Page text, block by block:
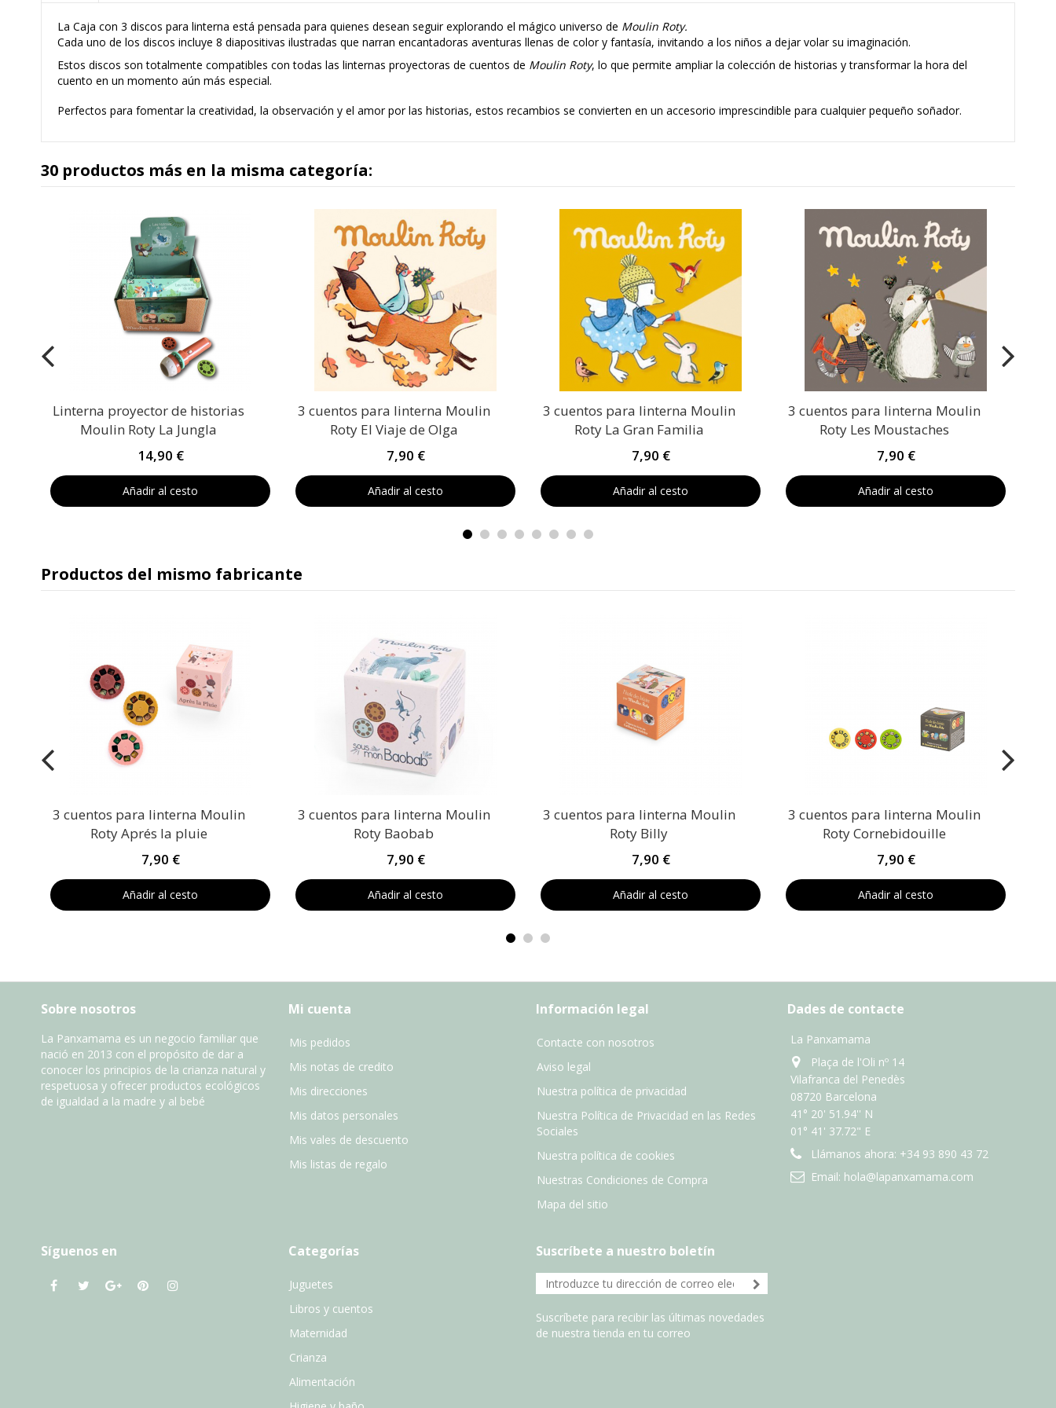
La Caja con 3 discos para linterna está pensada para quienes desean seguir explorando el mágico universo de Moulin Roty.
Cada uno de los discos incluye 8 diapositivas ilustradas que narran encantadoras aventuras llenas de color y fantasía, invitando a los niños a dejar volar su imaginación.
Estos discos son totalmente compatibles con todas las linternas proyectoras de cuentos de Moulin Roty, lo que permite ampliar la colección de historias y transformar la hora del
cuento en un momento aún más especial.
Perfectos para fomentar la creatividad, la observación y el amor por las historias, estos recambios se convierten en un accesorio imprescindible para cualquier pequeño soñador.
30 productos más en la misma categoría:
Linterna proyector de historias
Moulin Roty La Jungla
14,90 €
Añadir al cesto
3 cuentos para linterna Moulin
Roty El Viaje de Olga
7,90 €
Añadir al cesto
3 cuentos para linterna Moulin
Roty La Gran Familia
7,90 €
Añadir al cesto
3 cuentos para linterna Moulin
Roty Les Moustaches
7,90 €
Añadir al cesto
Productos del mismo fabricante
3 cuentos para linterna Moulin
Roty Aprés la pluie
7,90 €
Añadir al cesto
3 cuentos para linterna Moulin
Roty Baobab
7,90 €
Añadir al cesto
3 cuentos para linterna Moulin
Roty Billy
7,90 €
Añadir al cesto
3 cuentos para linterna Moulin
Roty Cornebidouille
7,90 €
Añadir al cesto
Sobre nosotros
La Panxamama es un negocio familiar que
nació en 2013 con el propósito de dar a
conocer los principios de la crianza natural y
respetuosa y ofrecer productos ecológicos
de igualdad a la madre y al bebé
Mi cuenta
Mis pedidos
Mis notas de credito
Mis direcciones
Mis datos personales
Mis vales de descuento
Mis listas de regalo
Información legal
Contacte con nosotros
Aviso legal
Nuestra política de privacidad
Nuestra Política de Privacidad en las Redes
Sociales
Nuestra política de cookies
Nuestras Condiciones de Compra
Mapa del sitio
Dades de contacte
La Panxamama
Plaça de l'Oli nº 14
Vilafranca del Penedès
08720 Barcelona
41° 20' 51.94'' N
01° 41' 37.72" E
Llámanos ahora: +34 93 890 43 72
Email: hola@lapanxamama.com
Síguenos en Categorías
Juguetes
Libros y cuentos
Maternidad
Crianza
Alimentación
Suscríbete a nuestro boletín
Suscríbete para recibir las últimas novedades
de nuestra tienda en tu correo